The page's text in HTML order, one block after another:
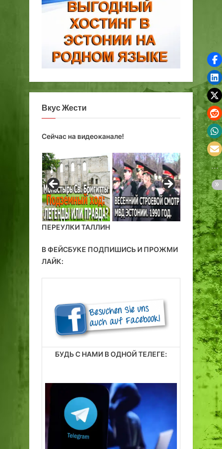
Вкус Жести
Сейчас на видеоканале!
ПЕРЕУЛКИ ТАЛЛИН
В ФЕЙСБУКЕ ПОДПИШИСЬ И ПРОЖМИ
ЛАЙК:
БУДЬ С НАМИ В ОДНОЙ ТЕЛЕГЕ: